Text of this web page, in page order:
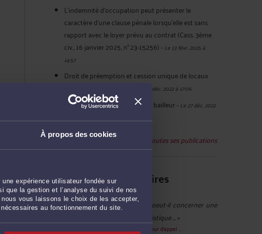
À propos des cookies
expérience utilisateur fondée sur
que la gestion et l’analyse du suivi de nos
vous laissons le choix de les accepter,
au fonctionnement du site.
L’indemnité d’occupation peut présenter le
caractère d’une clause pénale lorsqu’elle est sans
rapport avec le loyer prévu au contrat (Cass. 3ème
civ., 16 janvier 2025, n° 23-15256)-Le 13 févr. 2025 à
14:57
Droit de préemption et cession unique de locaux
Le 30 déc. 2022 à 17:06
Nullité du droit de repentir du bailleur-Le 27 déc. 2022
Voir toutes ses publications
Derniers commentaires
Compte supprimé : « cet arrêt peut-il concerner une
location dans une résidence touristique ... »
L’arrêt de la cour d’appel ...